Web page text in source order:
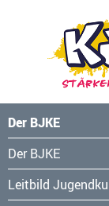
Der BJKE
Navigation
überspringen
Der BJKE
Leitbild